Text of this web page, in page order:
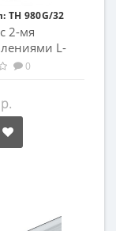
TH 980G/32
2-мя
L-
0